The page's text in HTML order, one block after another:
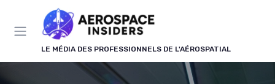
LE MÉDIA DES PROFESSIONNELS DE L'AÉROSPATIAL
Panneau de gestion des cookies